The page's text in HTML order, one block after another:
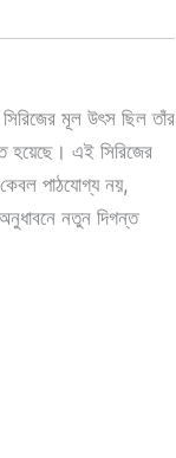
মূল উৎস ছিল তাঁর
হয়েছে। এই সিরিজের
পাঠযোগ্য নয়,
নতুন দিগন্ত